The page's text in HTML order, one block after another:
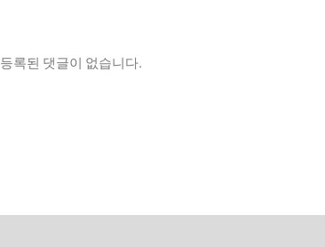
등록된 댓글이 없습니다.